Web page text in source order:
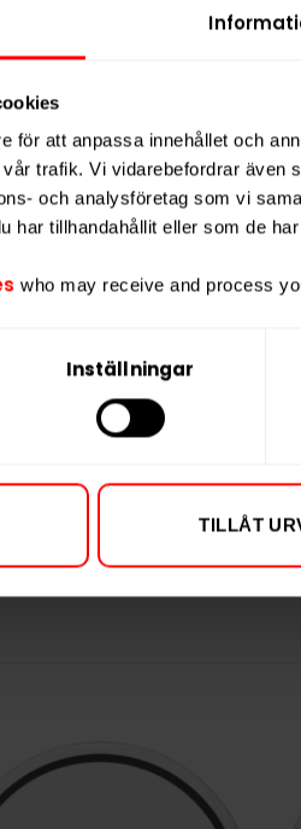
för att anpassa innehållet och
trafik. Vi vidarebefordrar även
och analysföretag som vi
har tillhandahållit eller som de
who may receive and process
Inställningar
TILLÅT
medel,